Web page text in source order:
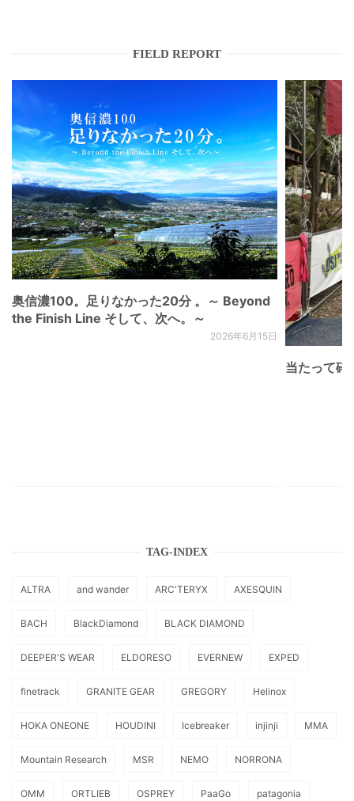
FIELD REPORT
奥信濃100。足りなかった20分 。～ Beyond
the Finish Line そして、次へ。～
2026年6月15日
当たって砕
TAG-INDEX
ALTRA and wander ARC'TERYX AXESQUIN
BACH BlackDiamond BLACK DIAMOND
DEEPER'S WEAR ELDORESO EVERNEW EXPED
finetrack GRANITE GEAR GREGORY Helinox
HOKA ONEONE HOUDINI Icebreaker injinji MMA
Mountain Research MSR NEMO NORRONA
OMM ORTLIEB OSPREY PaaGo patagonia